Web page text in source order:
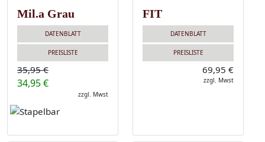
Mil.a Grau
DATENBLATT
PREISLISTE
35,95 €
34,95 €
zzgl. Mwst
FIT
DATENBLATT
PREISLISTE
69,95 €
zzgl. Mwst